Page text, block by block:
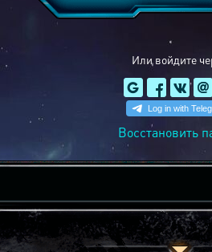
Или войдите
Восстановить